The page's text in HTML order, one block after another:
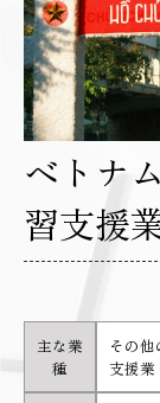
ベトナ
習支援
主な業
種
その
支援業